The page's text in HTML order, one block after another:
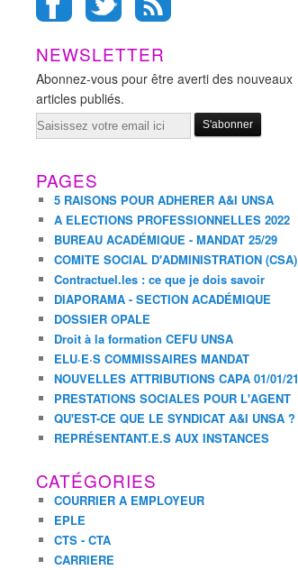
NEWSLETTER
Abonnez-vous pour être averti des nouveaux
articles publiés.
Email
PAGES
5 RAISONS POUR ADHERER A&I UNSA
A ELECTIONS PROFESSIONNELLES 2022
BUREAU ACADÉMIQUE - MANDAT 25/29
COMITE SOCIAL D'ADMINISTRATION (CSA)
Contractuel.les : ce que je dois savoir
DIAPORAMA - SECTION ACADÉMIQUE
DOSSIER OPALE
Droit à la formation CEFU UNSA
ELU·E·S COMMISSAIRES MANDAT
NOUVELLES ATTRIBUTIONS CAPA 01/01/21
PRESTATIONS SOCIALES POUR L'AGENT
QU'EST-CE QUE LE SYNDICAT A&I UNSA ?
REPRÉSENTANT.E.S AUX INSTANCES
CATÉGORIES
COURRIER A EMPLOYEUR
EPLE
CTS - CTA
CARRIERE